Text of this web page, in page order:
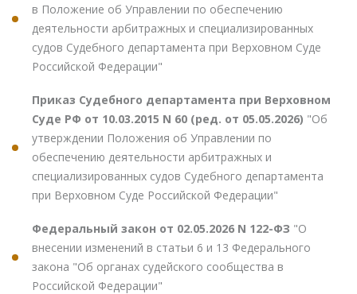
в Положение об Управлении по обеспечению
деятельности арбитражных и специализированных
судов Судебного департамента при Верховном Суде
Российской Федерации"
Приказ Судебного департамента при Верховном
Суде РФ от 10.03.2015 N 60 (ред. от 05.05.2026) "Об
утверждении Положения об Управлении по
обеспечению деятельности арбитражных и
специализированных судов Судебного департамента
при Верховном Суде Российской Федерации"
Федеральный закон от 02.05.2026 N 122-ФЗ "О
внесении изменений в статьи 6 и 13 Федерального
закона "Об органах судейского сообщества в
Российской Федерации"